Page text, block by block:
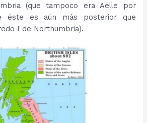
(que tampoco era Aelle por
éste es aún más posterior que
I de Northumbria).